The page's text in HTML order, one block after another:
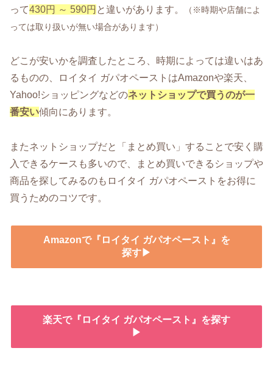
って430円 ～ 590円 と違いがあります。
（※時期や店舗によ
っては取り扱いが無い場合があります）
どこが安いかを調査したところ、時期によっては違いはあ
るものの、ロイタイ ガパオペーストはAmazonや楽天、
Yahoo!ショッピングなどのネットショップで買うのが一
番安い傾向にあります。
またネットショップだと「まとめ買い」することで安く購
入できるケースも多いので、まとめ買いできるショップや
商品を探してみるのもロイタイ ガパオペーストをお得に
買うためのコツです。
Amazonで『ロイタイ ガパオペースト』を
探す▶
楽天で『ロイタイ ガパオペースト』を探す
▶